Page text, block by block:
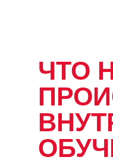
ЧТО